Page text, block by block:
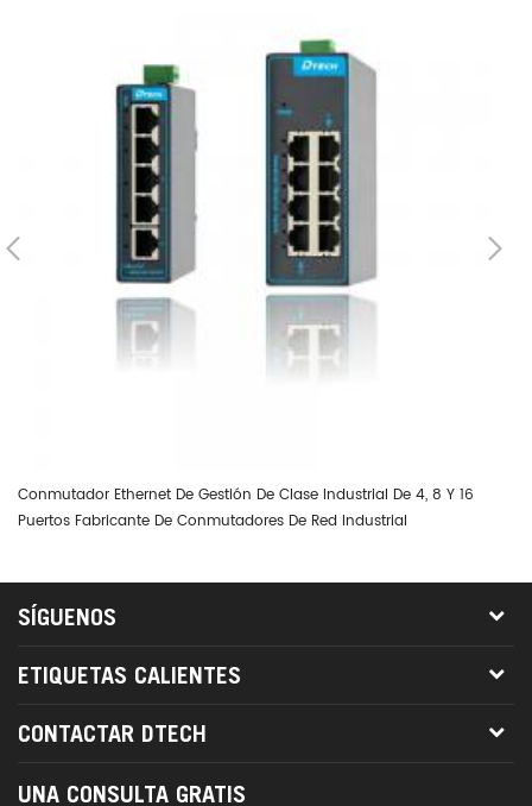
Conmutador Ethernet De Gestión De Clase Industrial De 4, 8 Y 16
Puertos Fabricante De Conmutadores De Red Industrial
SÍGUENOS
ETIQUETAS CALIENTES
CONTACTAR DTECH
UNA CONSULTA GRATIS